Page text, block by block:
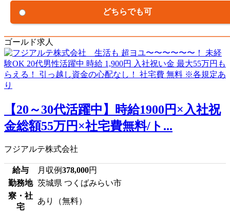
どちらでも可
ゴールド求人
【20～30代活躍中】時給1900円×入社祝
金総額55万円×社宅費無料/ト...
フジアルテ株式会社
給与 月収例378,000円
勤務地 茨城県 つくばみらい市
寮・社
宅
あり（無料）